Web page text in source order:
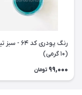
رنگ پودری کد ۶۴ -
(۱۰ گرمی)
99,000 تومان